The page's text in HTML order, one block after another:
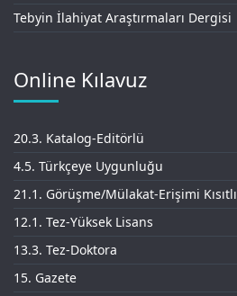
Tebyin İlahiyat Araştırmaları Dergisi
Online Kılavuz
20.3. Katalog-Editörlü
4.5. Türkçeye Uygunluğu
21.1. Görüşme/Mülakat-Erişimi Kısıtlı
12.1. Tez-Yüksek Lisans
13.3. Tez-Doktora
15. Gazete